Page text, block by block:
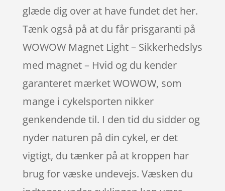
glæde dig over at have fundet det her.
Tænk også på at du får prisgaranti på
WOWOW Magnet Light – Sikkerhedslys
med magnet – Hvid og du kender
garanteret mærket WOWOW, som
mange i cykelsporten nikker
genkendende til. I den tid du sidder og
nyder naturen på din cykel, er det
vigtigt, du tænker på at kroppen har
brug for væske undevejs. Væsken du